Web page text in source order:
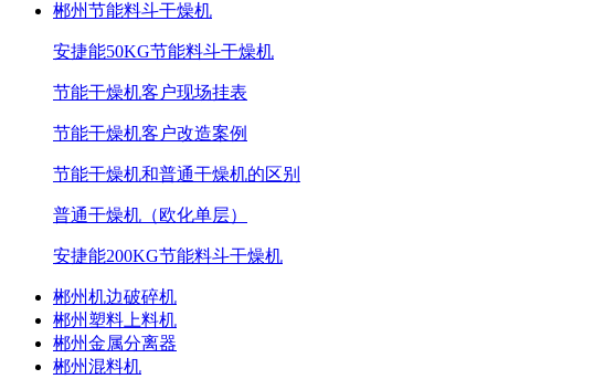
郴州节能料斗干燥机
安捷能50KG节能料斗干燥机
节能干燥机客户现场挂表
节能干燥机客户改造案例
节能干燥机和普通干燥机的区别
普通干燥机（欧化单层）
安捷能200KG节能料斗干燥机
郴州机边破碎机
郴州塑料上料机
郴州金属分离器
郴州混料机